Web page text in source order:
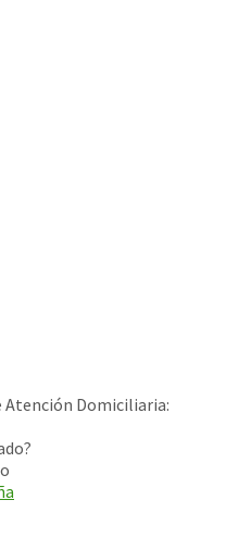
Atención Domiciliaria: